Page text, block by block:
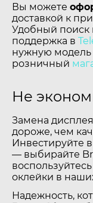
Вы можете
доставкой к
Удобный поиск
поддержка в
нужную модель
розничный
Не
Замена
дороже, чем
Инвестируйте
— выбирайте
оклейки в
Надежность,